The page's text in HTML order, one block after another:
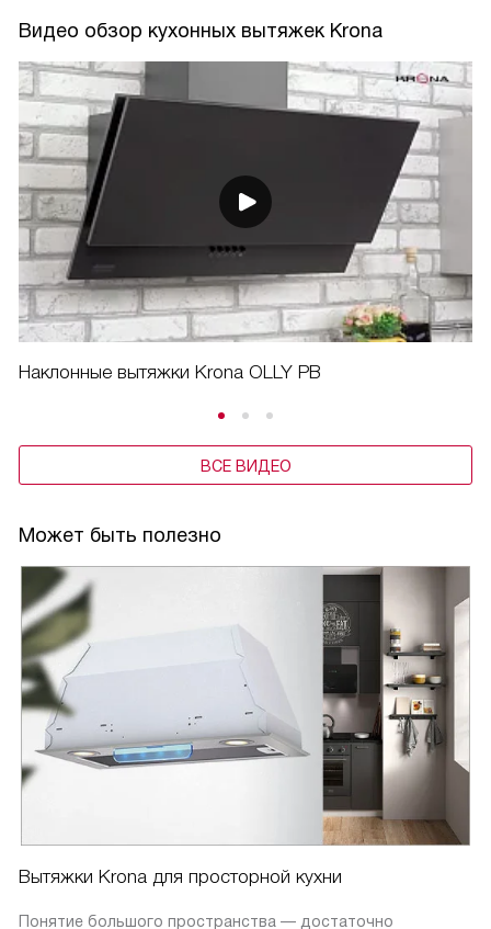
Видео обзор кухонных вытяжек Krona
Наклонные вытяжки Krona OLLY PB
ВСЕ ВИДЕО
Может быть полезно
Вытяжки Krona для просторной кухни
Понятие большого пространства — достаточно